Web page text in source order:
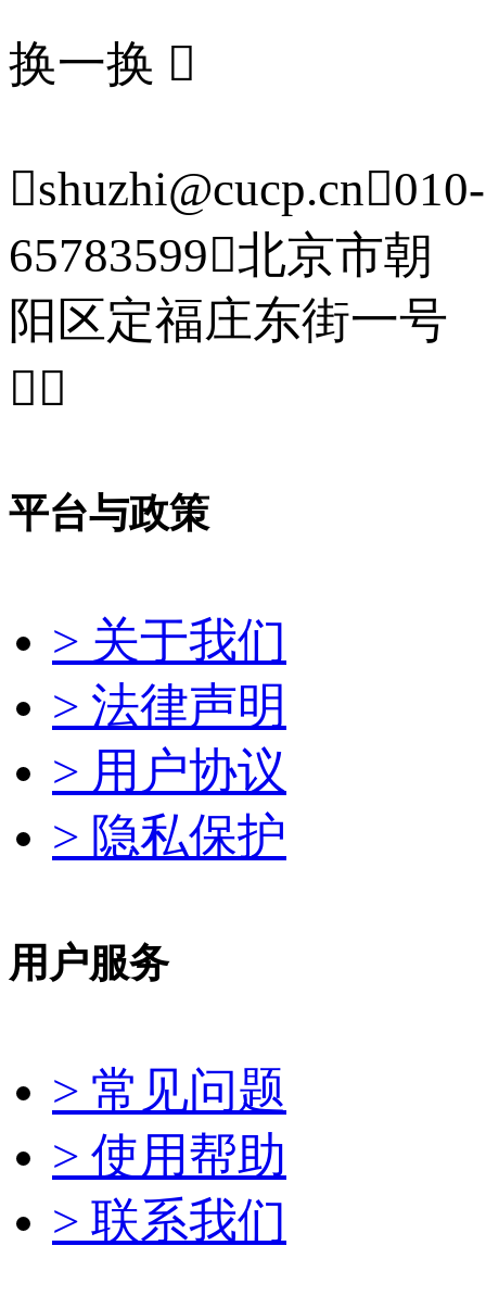
换一换 
shuzhi@cucp.cn010-
65783599北京市朝
阳区定福庄东街一号

平台与政策
> 关于我们
> 法律声明
> 用户协议
> 隐私保护
用户服务
> 常见问题
> 使用帮助
> 联系我们